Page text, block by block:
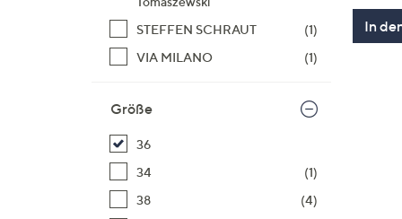
STEFFEN SCHRAUT
(1)
VIA MILANO
(1)
Größe
36
34
(1)
38
(4)
In